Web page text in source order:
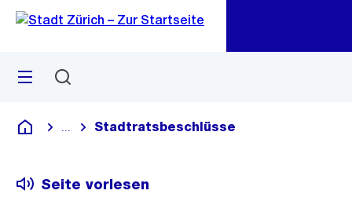
Navigation
Sprunglink
Menü
Deutsch
Blende alle Breadcrumbs ein
Stadtratsbeschlüsse
Seite vorlesen